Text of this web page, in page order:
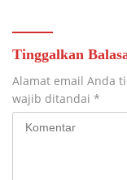
Tinggalkan
Alamat email Anda
wajib ditandai *